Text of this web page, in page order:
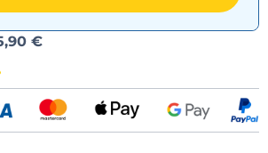
€